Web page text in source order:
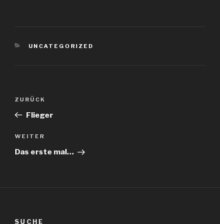
KATEGORIEN
UNCATEGORIZED
Beitragsnavigation
Vorheriger
Beitrag
ZURÜCK
Flieger
Nächster
Beitrag
WEITER
Das erste mal…
SUCHE